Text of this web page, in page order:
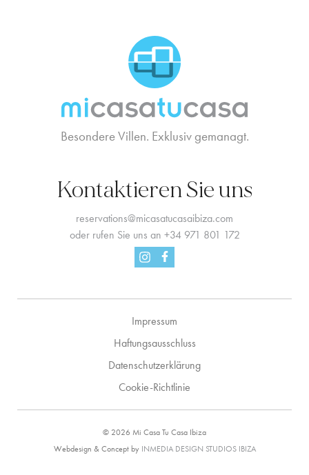
Besondere Villen. Exklusiv gemanagt.
Kontaktieren Sie uns
reservations@micasatucasaibiza.com
oder rufen Sie uns an +34 971 801 172
InstagramFacebook
Impressum
Haftungsausschluss
Datenschutzerklärung
Cookie-Richtlinie
© 2026 Mi Casa Tu Casa Ibiza
Webdesign & Concept by INMEDIA DESIGN STUDIOS IBIZA